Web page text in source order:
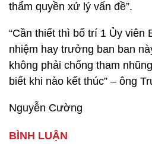
thẩm quyền xử lý vấn đề”.
“Cần thiết thì bố trí 1 Ủy viên
nhiệm hay trưởng ban ban
không phải chống tham
biết khi nào kết thúc” – ông
Nguyễn Cường